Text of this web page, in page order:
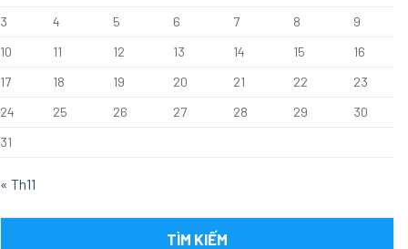
3
4 5 6 7 8
9
10
11 12 13 14 15
16
17
18 19 20 21 22
23
24
25 26 27 28 29
30
31
« Th11
TÌM KIẾM